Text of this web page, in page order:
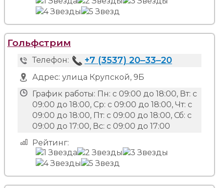
Гольфстрим
Телефон: +7 (3537) 20‒33‒20
Адрес: улица Крупской, 9Б
График работы: Пн: с 09:00 до 18:00, Вт: с
09:00 до 18:00, Ср: с 09:00 до 18:00, Чт: с
09:00 до 18:00, Пт: с 09:00 до 18:00, Сб: с
09:00 до 17:00, Вс: с 09:00 до 17:00
Рейтинг: